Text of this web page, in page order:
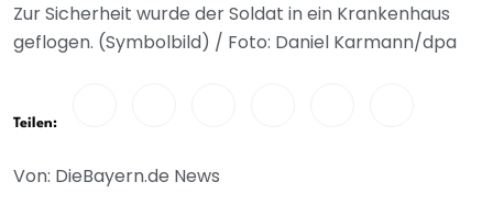
Zur Sicherheit wurde der Soldat in ein Krankenhaus
geflogen. (Symbolbild) / Foto: Daniel Karmann/dpa
Teilen:
Von: DieBayern.de News